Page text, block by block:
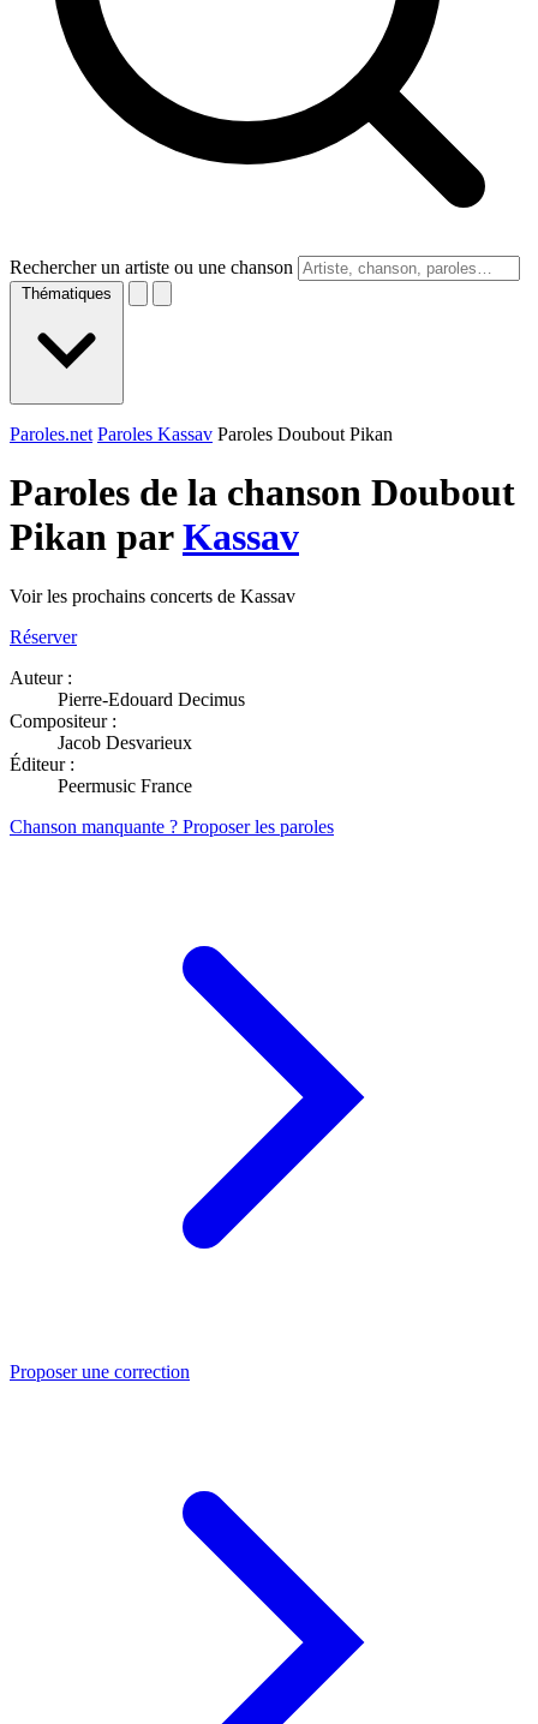
Rechercher un artiste ou une chanson
Thématiques
Paroles.net Paroles Kassav Paroles Doubout Pikan
Paroles de la chanson Doubout
Pikan parKassav
Voir les prochains concerts de Kassav
Réserver
Auteur :
Pierre-Edouard Decimus
Compositeur :
Jacob Desvarieux
Éditeur :
Peermusic France
Chanson manquante ? Proposer les paroles
Proposer une correction